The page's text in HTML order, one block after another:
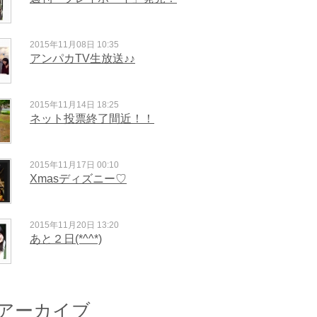
アンパカTV生放送♪♪
2015年11月08日 10:35
ネット投票終了間近！！
2015年11月14日 18:25
Xmasディズニー♡
2015年11月17日 00:10
あと２日(*^^*)
2015年11月20日 13:20
ーカイブ